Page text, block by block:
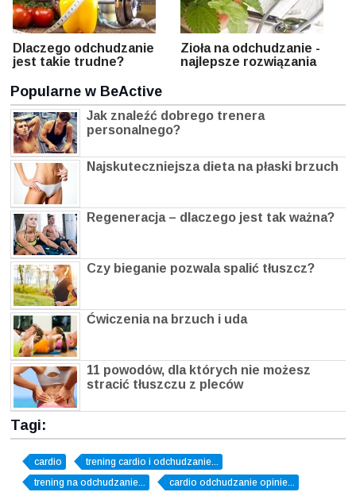
Dlaczego odchudzanie
jest takie trudne?
Zioła na odchudzanie -
najlepsze rozwiązania
Popularne w BeActive
Jak znaleźć dobrego trenera
personalnego?
Najskuteczniejsza dieta na płaski brzuch
Regeneracja – dlaczego jest tak ważna?
Czy bieganie pozwala spalić tłuszcz?
Ćwiczenia na brzuch i uda
11 powodów, dla których nie możesz
stracić tłuszczu z pleców
Tagi:
cardio
trening cardio i odchudzanie...
trening na odchudzanie...
cardio odchudzanie opinie...